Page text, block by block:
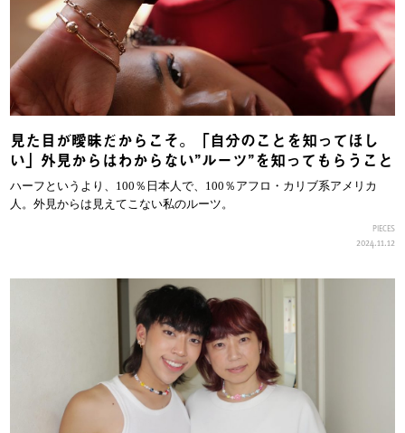
見た目が曖昧だからこそ。「自分のことを知ってほし
い」外見からはわからない”ルーツ”を知ってもらうこと
ハーフというより、100％日本人で、100％アフロ・カリブ系アメリカ
人。外見からは見えてこない私のルーツ。
PIECES
2024.11.12